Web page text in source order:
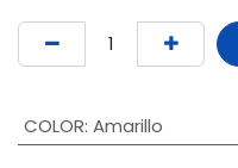
COLOR: Amarillo